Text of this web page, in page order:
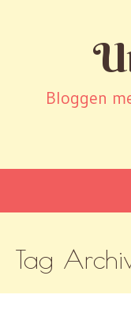
Bloggen
TO
CONTENT
Tag